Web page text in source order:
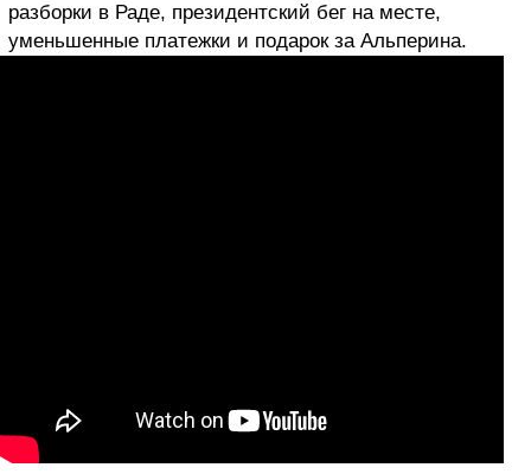
разборки в Раде, президентский бег на месте,
уменьшенные платежки и подарок за Альперина.